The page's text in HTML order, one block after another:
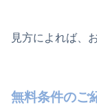
見方によれば、
無料条件のご